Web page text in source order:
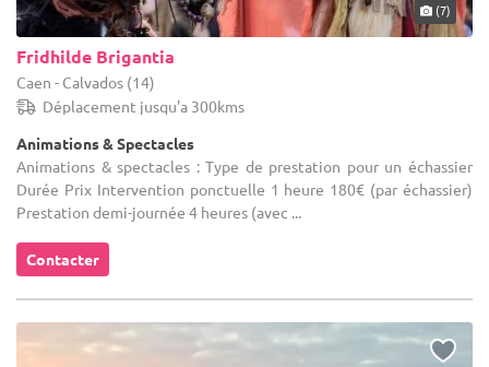
(7)
Fridhilde Brigantia
Caen - Calvados (14)
Déplacement jusqu'a 300kms
Animations & Spectacles
Animations & spectacles : Type de prestation pour un échassier
Durée Prix Intervention ponctuelle 1 heure 180€ (par échassier)
Prestation demi-journée 4 heures (avec ...
Contacter